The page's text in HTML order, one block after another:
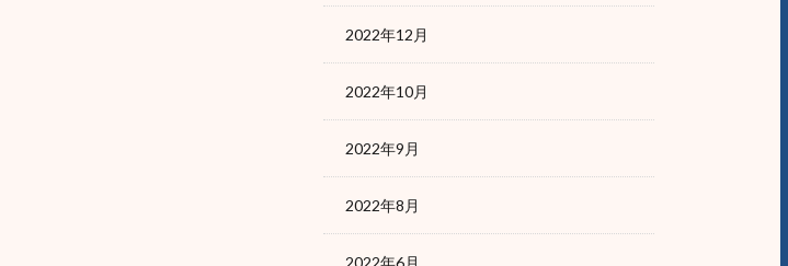
2022年12月
2022年10月
2022年9月
2022年8月
2022年6月